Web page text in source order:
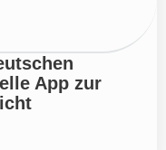
App zur